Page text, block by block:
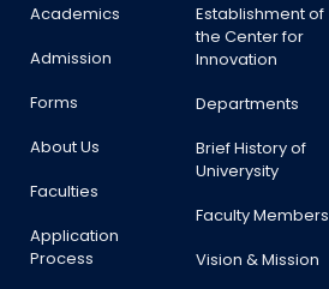
Academics
Admission
Forms
About Us
Faculties
Application
Process
Establishment of
the Center for
Innovation
Departments
Brief History of
Univerysity
Faculty Members
Vision & Mission